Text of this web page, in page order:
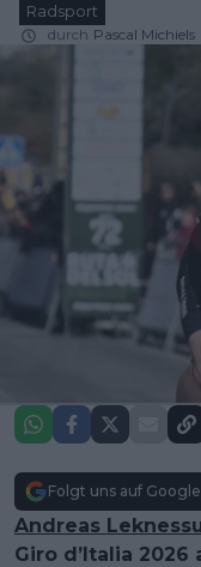
Radsport
durch Pascal Michiels
Folgt uns auf
Andreas
Giro d’Italia